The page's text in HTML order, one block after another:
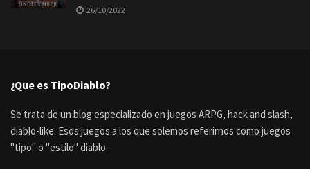
26/10/2022
¿Que es TipoDiablo?
Se trata de un blog especializado en juegos ARPG, hack and slash,
diablo-like. Esos juegos a los que solemos referirnos como juegos
"tipo" o "estilo" diablo.